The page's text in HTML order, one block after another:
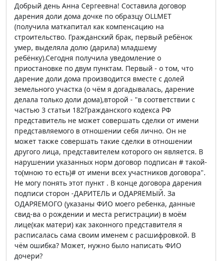
Добрый день Анна Сергеевна! Составила договор
дарения доли дома дочке по образцу OLLMET
(получила маткапитал как компенсацию на
строительство. Гражданский брак, первый ребёнок
умер, выделяла долю (дарила) младшему
ребёнку).Сегодня получила уведомление о
приостановке по двум пунктам. Первый - о том, что
дарение доли дома производится вместе с долей
земельного участка (о чём я догадывалась, дарение
делала только доли дома),второй - "в соответствии с
частью 3 статьи 182Гражданского кодекса РФ
представитель не может совершать сделки от имени
представляемого в отношении себя лично. Он не
может также совершать такие сделки в отношении
другого лица, представителем которого он является. В
нарушении указанных норм договор подписан # такой-
то(мною то есть)# от имени всех участников договора".
Не могу понять этот пункт . В конце договора дарения
подписи сторон -ДАРИТЕЛЬ и ОДАРЯЕМЫЙ. За
ОДАРЯЕМОГО (указаны ФИО моего ребенка, данные
свид-ва о рождении и места регистрации) в моём
лице(как матери) как законного представителя я
расписалась сама своим именем с расшифровкой. В
чём ошибка? Может, нужно было написать ФИО
дочери?